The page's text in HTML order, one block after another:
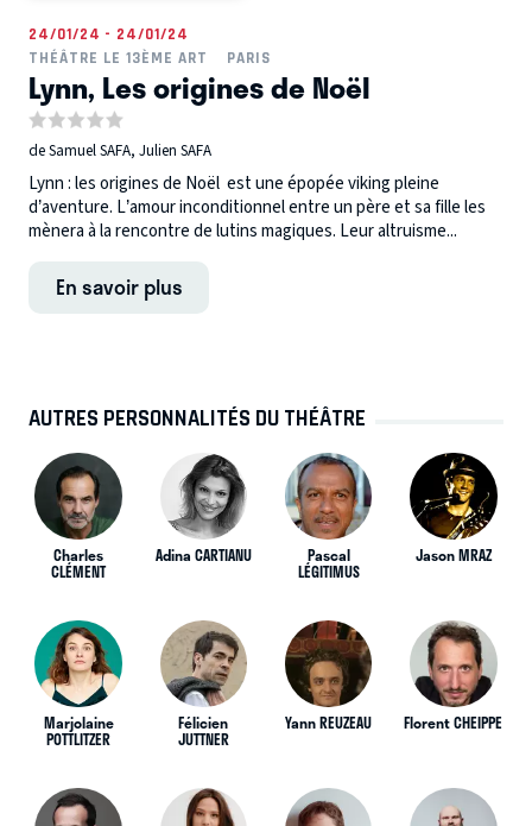
24/01/24 - 24/01/24
THÉÂTRE LE 13ÈME ART
PARIS
Lynn, Les origines de Noël
de Samuel SAFA, Julien SAFA
Lynn : les origines de Noël est une épopée viking pleine
d’aventure. L’amour inconditionnel entre un père et sa fille les
mènera à la rencontre de lutins magiques. Leur altruisme...
En savoir plus
AUTRES PERSONNALITÉS DU THÉÂTRE
Charles
CLÉMENT
Adina CARTIANU Pascal
LÉGITIMUS
Jason MRAZ
Marjolaine
POTTLITZER
Félicien
JUTTNER
Yann REUZEAU Florent CHEIPPE